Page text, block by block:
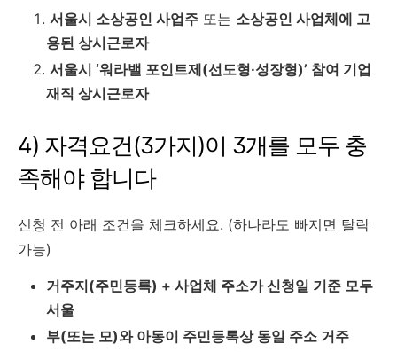
서울시 소상공인 사업주 또는 소상공인 사업체에 고
용된 상시근로자
서울시 ‘워라밸 포인트제(선도형·성장형)’ 참여 기업
재직 상시근로자
4) 자격요건(3가지)이 3개를 모두 충
족해야 합니다
신청 전 아래 조건을 체크하세요. (하나라도 빠지면 탈락
가능)
거주지(주민등록) + 사업체 주소가 신청일 기준 모두
서울
부(또는 모)와 아동이 주민등록상 동일 주소 거주